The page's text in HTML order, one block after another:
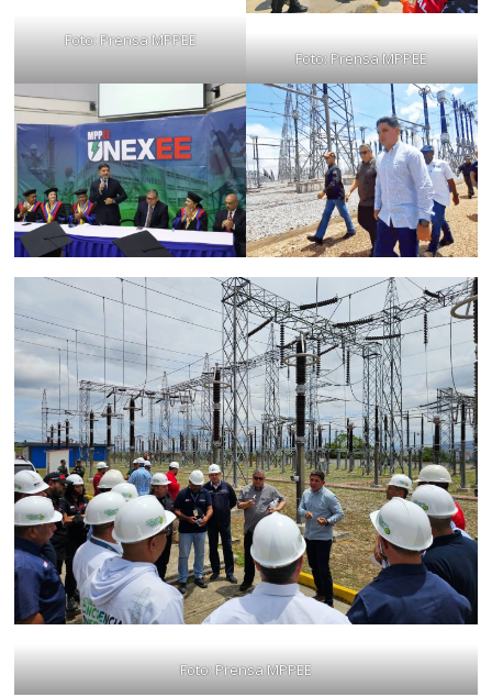
Foto: Prensa MPPEE
Foto: Prensa MPPEE
Foto: Prensa MPPEE